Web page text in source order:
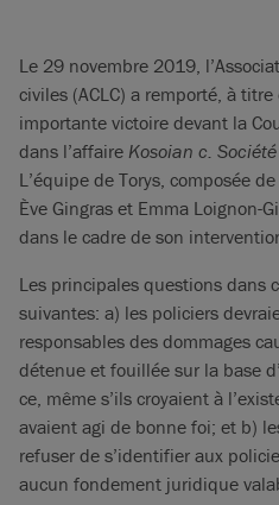
Le 29 novembre 2019,
civiles (ACLC) a remporté, à
importante victoire devant la
dans l’affaire Kosoian c.
L’équipe de Torys, composée
Ève Gingras et Emma Loignon-
dans le cadre de son
Les principales questions dans
suivantes: a) les policiers
responsables des dommages
détenue et fouillée sur la base
ce, même s’ils croyaient à
avaient agi de bonne foi; et b)
refuser de s’identifier aux
aucun fondement juridique